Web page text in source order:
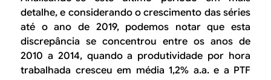
detalhe, e considerando o crescimento das séries
até o ano de 2019, podemos notar que esta
discrepância se concentrou entre os anos de
2010 a 2014, quando a produtividade por hora
trabalhada cresceu em média 1,2% a.a. e a PTF